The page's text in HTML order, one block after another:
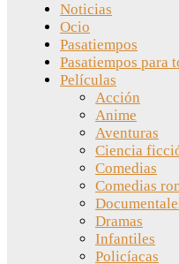
Noticias
Ocio
Pasatiempos
Pasatiempos para
Películas
Acción
Anime
Aventuras
Ciencia
Comedias
Comedias
Dramas
Infantiles
Policíacas